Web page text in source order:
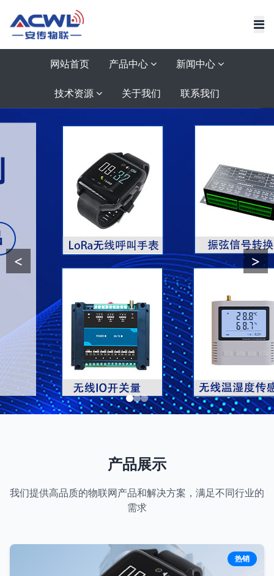
网站首页 产品中心 新闻中心
技术资源 关于我们 联系我们
< >
产品展示
我们提供高品质的物联网产品和解决方案，满足不同行业的
需求
热销